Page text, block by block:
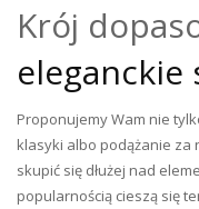
Krój
eleganckie
Proponujemy Wam nie
klasyki albo podążanie za
skupić się dłużej nad
popularnością cieszą się